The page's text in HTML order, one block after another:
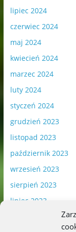
lipiec 2024
czerwiec 2024
maj 2024
kwiecień 2024
marzec 2024
luty 2024
styczeń 2024
grudzień 2023
listopad 2023
październik 2023
wrzesień 2023
sierpień 2023
lipiec 2023